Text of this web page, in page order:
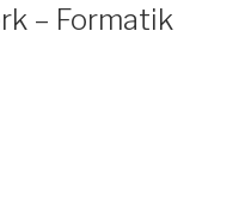
– Formatik